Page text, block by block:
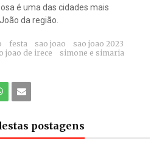
é uma das cidades mais
da região.
festa sao joao
sao joao 2023
joao de irece
simone e simaria
postagens